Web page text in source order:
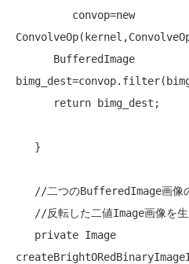
         convop=
new
return bimg_dest;
//二つのBufferedImage画像
//反転した二値Image画像を生
private Image